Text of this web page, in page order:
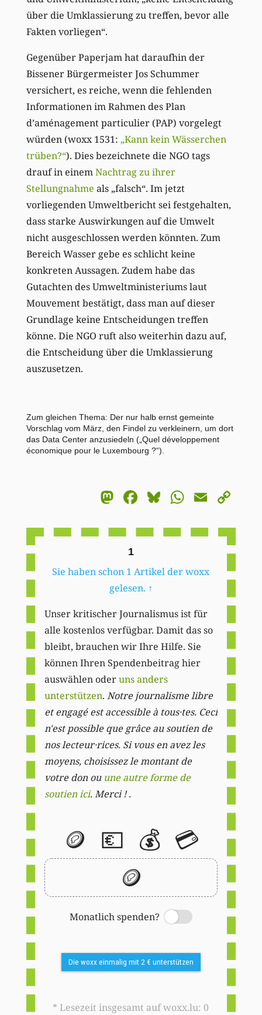
über die Umklassierung zu treffen, bevor alle
Fakten vorliegen“.
Gegenüber Paperjam hat daraufhin der
Bissener Bürgermeister Jos Schummer
versichert, es reiche, wenn die fehlenden
Informationen im Rahmen des Plan
d’aménagement particulier (PAP) vorgelegt
würden (woxx 1531: „Kann kein Wässerchen
trüben?“). Dies bezeichnete die NGO tags
drauf in einemNachtrag zu ihrer
Stellungnahme als „falsch“. Im jetzt
vorliegenden Umweltbericht sei festgehalten,
dass starke Auswirkungen auf die Umwelt
nicht ausgeschlossen werden könnten. Zum
Bereich Wasser gebe es schlicht keine
konkreten Aussagen. Zudem habe das
Gutachten des Umweltministeriums laut
Mouvement bestätigt, dass man auf dieser
Grundlage keine Entscheidungen treffen
könne. Die NGO ruft also weiterhin dazu auf,
die Entscheidung über die Umklassierung
auszusetzen.
Zum gleichen Thema: Der nur halb ernst gemeinte
Vorschlag vom März, den Findel zu verkleinern, um dort
das Data Center anzusiedeln („Quel développement
économique pour le Luxembourg ?“).
Mastodon
Facebook
BlueskyEmail
1
Sie haben schon 1 Artikel der woxx
gelesen. ↑
Unser kritischer Journalismus ist für
alle kostenlos verfügbar. Damit das so
bleibt, brauchen wir Ihre Hilfe. Sie
können Ihren Spendenbeitrag hier
auswählen oderuns anders
unterstützen. Notre journalisme libre
et engagé est accessible à tous·tes. Ceci
n'est possible que grâce au soutien de
nos lecteur·rices. Si vous en avez les
moyens, choisissez le montant de
votre don ou une autre forme de
soutien ici. Merci ! .
🪙 💶 💰 💳
🪙
Monatlich spenden?
Switch
Die woxx einmalig mit 2 € unterstützen
* Lesezeit insgesamt auf woxx.lu: 0